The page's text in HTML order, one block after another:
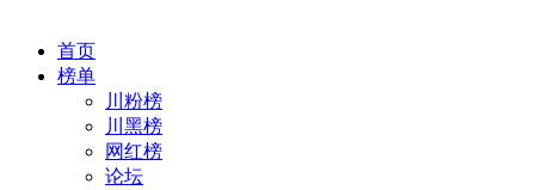
首页
榜单
川粉榜
川黑榜
网红榜
论坛